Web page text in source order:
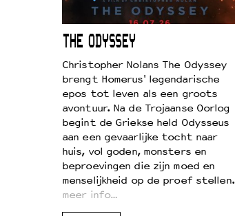
THE ODYSSEY
Christopher Nolans The Odyssey
brengt Homerus' legendarische
epos tot leven als een groots
avontuur. Na de Trojaanse Oorlog
begint de Griekse held Odysseus
aan een gevaarlijke tocht naar
huis, vol goden, monsters en
beproevingen die zijn moed en
menselijkheid op de proef stellen.
meer info…